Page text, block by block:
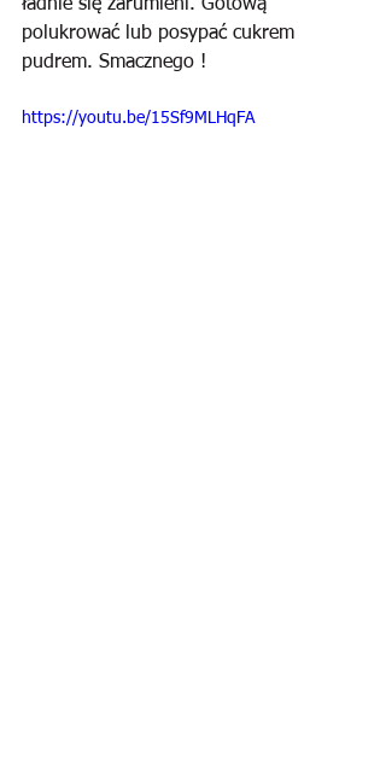
ładnie się zarumieni. Gotową
polukrować lub posypać cukrem
pudrem. Smacznego !
https://youtu.be/15Sf9MLHqFA